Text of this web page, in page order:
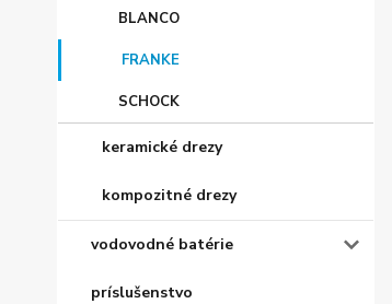
BLANCO
FRANKE
SCHOCK
keramické drezy
kompozitné drezy
vodovodné batérie
príslušenstvo